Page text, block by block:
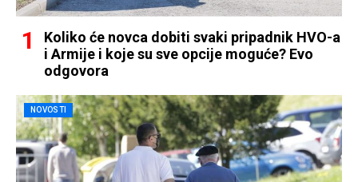
Koliko će novca dobiti svaki pripadnik HVO-a
i Armije i koje su sve opcije moguće? Evo
odgovora
NOVOSTI